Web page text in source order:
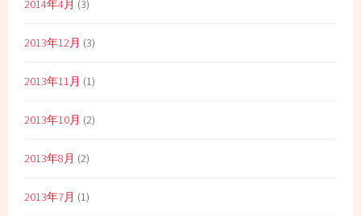
2014年4月 (3)
2013年12月 (3)
2013年11月 (1)
2013年10月 (2)
2013年8月 (2)
2013年7月 (1)